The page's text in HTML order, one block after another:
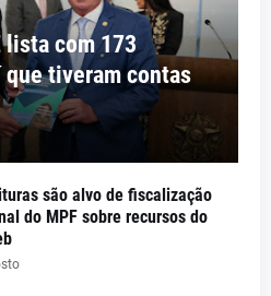
lista com 173
tiveram contas
são alvo de fiscalização
do MPF sobre recursos do